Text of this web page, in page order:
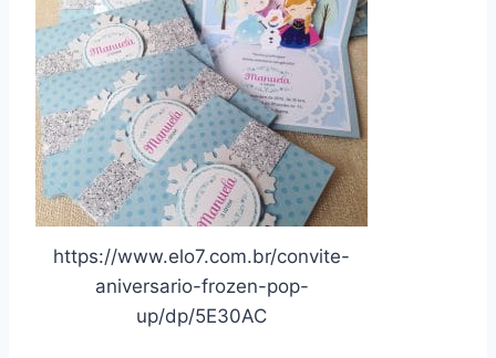
https://www.elo7.com.br/convite-
aniversario-frozen-pop-
up/dp/5E30AC